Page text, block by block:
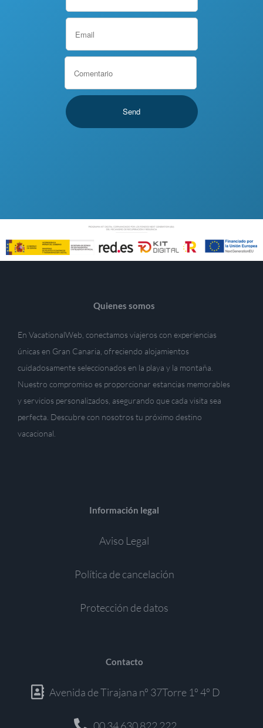
Quienes somos
En VacationalWeb, conectamos viajeros con experiencias
únicas en Gran Canaria, ofreciendo alojamientos
cuidadosamente seleccionados en la playa y la montaña.
Nuestro compromiso es proporcionar estancias memorables
y servicios personalizados, asegurando que cada visita sea
perfecta. Descubre con nosotros tu próximo destino
vacacional.
Información legal
Aviso Legal
Política de cancelación
Protección de datos
Contacto
Avenida de Tirajana nº 37Torre 1º 4º D